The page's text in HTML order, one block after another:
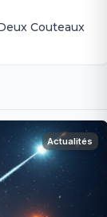
Couteaux
Actualités